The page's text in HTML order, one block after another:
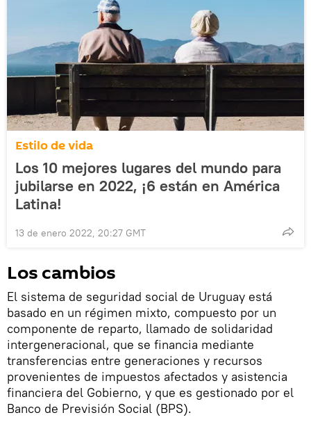
Estilo de vida
Los 10 mejores lugares del mundo para
jubilarse en 2022, ¡6 están en América
Latina!
13 de enero 2022, 20:27 GMT
Los cambios
El sistema de seguridad social de Uruguay está
basado en un régimen mixto, compuesto por un
componente de reparto, llamado de solidaridad
intergeneracional, que se financia mediante
transferencias entre generaciones y recursos
provenientes de impuestos afectados y asistencia
financiera del Gobierno, y que es gestionado por el
Banco de Previsión Social (BPS).